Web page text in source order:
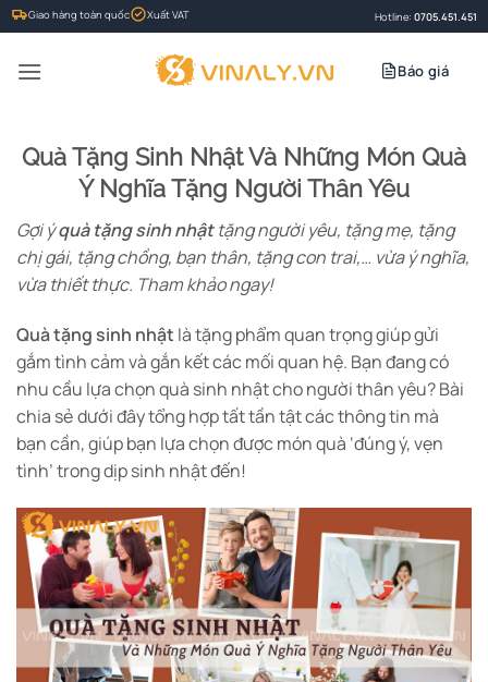
Bỏ
qua
nội
Giao hàng toàn quốc Xuất VAT Hotline: 0705.451.451
Báo giá
Quà Tặng Sinh Nhật Và Những Món Quà
Ý Nghĩa Tặng Người Thân Yêu
Gợi ýquà tặng sinh nhậttặng người yêu, tặng mẹ, tặng
chị gái, tặng chồng, bạn thân, tặng con trai,… vừa ý nghĩa,
vừa thiết thực. Tham khảo ngay!
Quà tặng sinh nhật là tặng phẩm quan trọng giúp gửi
gắm tình cảm và gắn kết các mối quan hệ. Bạn đang có
nhu cầu lựa chọn quà sinh nhật cho người thân yêu? Bài
chia sẻ dưới đây tổng hợp tất tần tật các thông tin mà
bạn cần, giúp bạn lựa chọn được món quà ‘đúng ý, vẹn
tình’ trong dịp sinh nhật đến!